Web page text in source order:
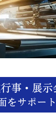
行事・展
をサポー